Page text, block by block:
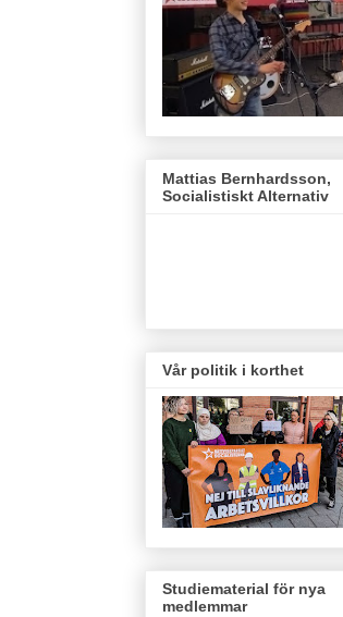
Mattias Bernhardsson,
Socialistiskt Alternativ
Vår politik i korthet
Studiematerial för nya
medlemmar